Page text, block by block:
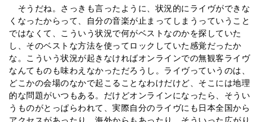
そうだね。さっきも言ったように、状況的にライヴができな
くなったからって、自分の音楽が止まってしまうっていうこと
ではなくて、こういう状況で何がベストなのかを探していた
し、そのベストな方法を使ってロックしていた感覚だったか
な。こういう状況が起きなければオンラインでの無観客ライヴ
なんてものも味わえなかっただろうし。ライヴっていうのは、
どこかの会場のなかで起こることなわけだけど、そこには地理
的な問題がいつもある。だけどオンラインになったら、そうい
うものがとっぱらわれて、実際自分のライヴにも日本全国から
アクセスがあったり、海外からもあったり、そういった広がり